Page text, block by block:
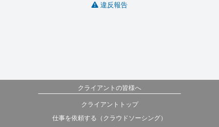
違反報告
クライアントの皆様へ
クライアントトップ
仕事を依頼する（クラウドソーシング）